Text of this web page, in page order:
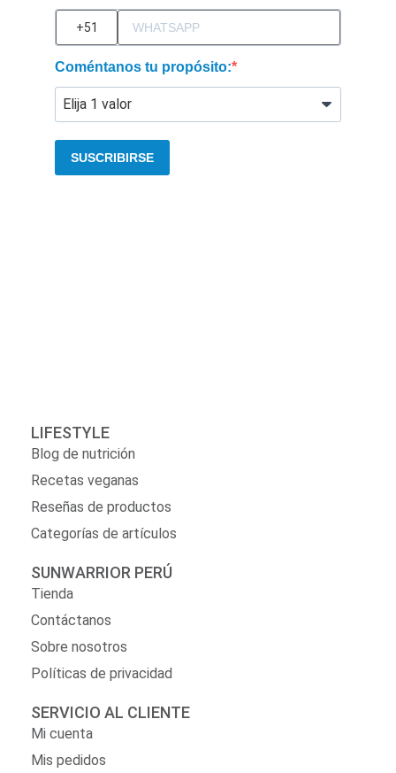
Coméntanos tu propósito:
SUSCRIBIRSE
LIFESTYLE
Blog de nutrición
Recetas veganas
Reseñas de productos
Categorías de artículos
SUNWARRIOR PERÚ
Tienda
Contáctanos
Sobre nosotros
Políticas de privacidad
SERVICIO AL CLIENTE
Mi cuenta
Mis pedidos